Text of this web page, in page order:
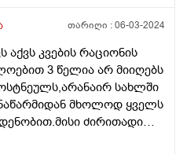
კვლევა,არ
თარიღი :06-03-2024
აქვს კვების რაციონის
3 წელია არ მიიღებს
სახლში
მხოლოდ ყველს
ძირითადი